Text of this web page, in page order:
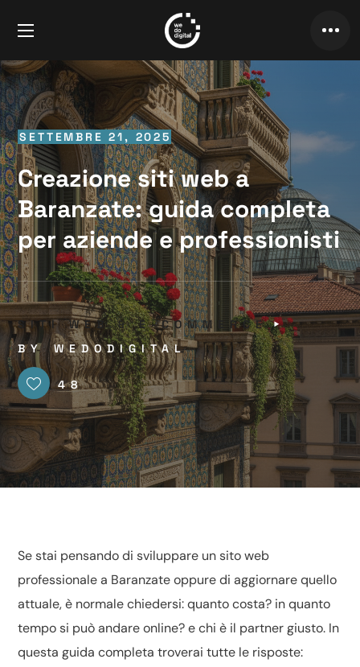
SETTEMBRE 21, 2025
Creazione siti web a
Baranzate: guida completa
per aziende e professionisti
SITI WEB & E-COMMERCE
BYWEDODIGITAL
48
Se stai pensando disviluppare un sito web
professionale a Baranzate oppure di aggiornare quello
attuale, è normale chiedersi: quanto costa? in quanto
tempo si può andare online? e chi è il partner giusto. In
questa guida completa troverai tutte le risposte: